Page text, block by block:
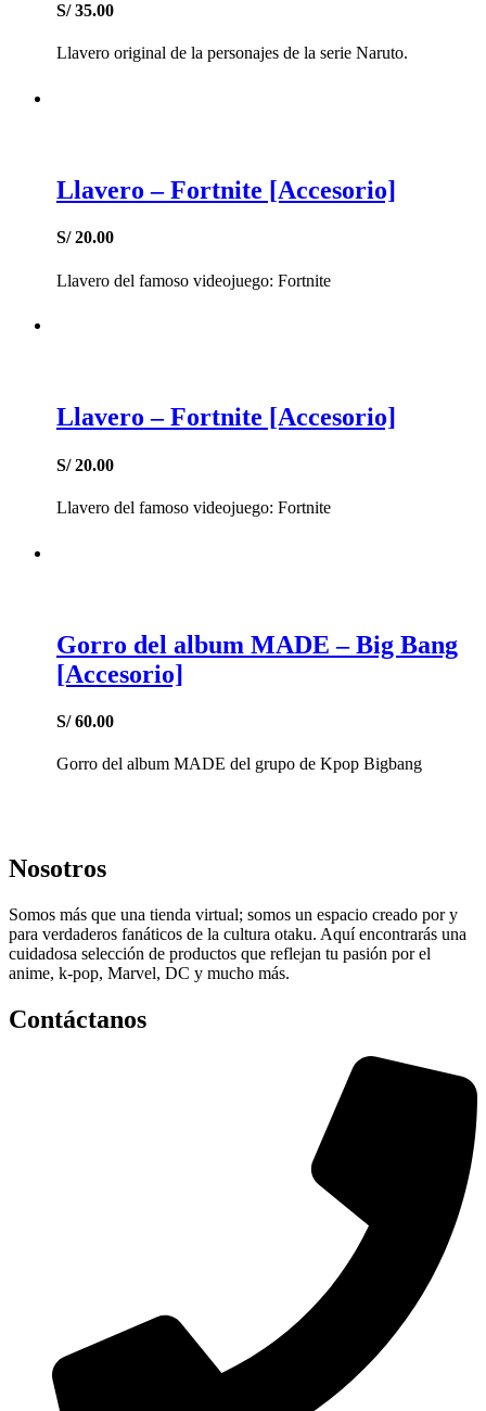
S/35.00
Llavero original de la personajes de la serie Naruto.
Llavero – Fortnite [Accesorio]
S/20.00
Llavero del famoso videojuego: Fortnite
Llavero – Fortnite [Accesorio]
S/20.00
Llavero del famoso videojuego: Fortnite
Gorro del album MADE – Big Bang
[Accesorio]
S/60.00
Gorro del album MADE del grupo de Kpop Bigbang
Nosotros
Somos más que una tienda virtual; somos un espacio creado por y
para verdaderos fanáticos de la cultura otaku. Aquí encontrarás una
cuidadosa selección de productos que reflejan tu pasión por el
anime, k-pop, Marvel, DC y mucho más.
Contáctanos